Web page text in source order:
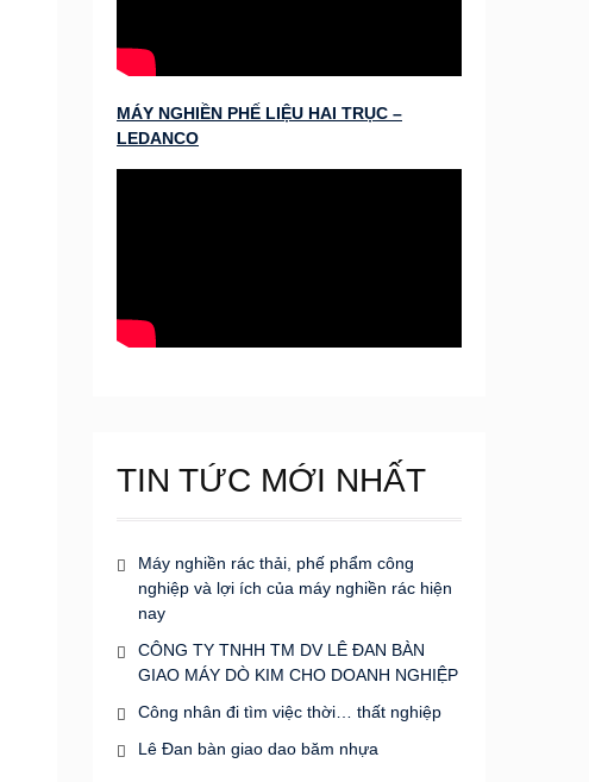
MÁY NGHIỀN PHẾ LIỆU HAI TRỤC –
LEDANCO
TIN TỨC MỚI NHẤT
Máy nghiền rác thải, phế phẩm công
nghiệp và lợi ích của máy nghiền rác hiện
nay
CÔNG TY TNHH TM DV LÊ ĐAN BÀN
GIAO MÁY DÒ KIM CHO DOANH NGHIỆP
Công nhân đi tìm việc thời… thất nghiệp
Lê Đan bàn giao dao băm nhựa